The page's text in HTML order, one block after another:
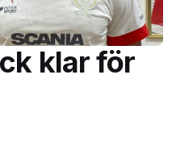
klar för